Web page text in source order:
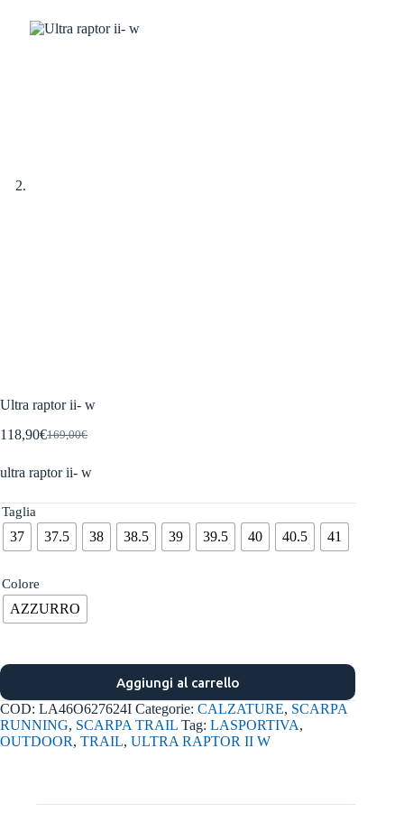
Ultra raptor ii- w
169,00€
Il
originale
169,00€.
118,90€Il
attuale
118,90€.
ultra raptor ii- w
Taglia
37 37.5 38 38.5 39 39.5 40 40.5 41
Colore
AZZURRO
Aggiungi al carrello
COD: LA46O627624I Categorie: CALZATURE, SCARPA
RUNNING, SCARPA TRAIL Tag: LASPORTIVA,
OUTDOOR, TRAIL, ULTRA RAPTOR II W